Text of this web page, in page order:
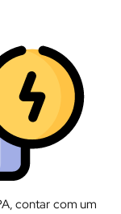
contar com um